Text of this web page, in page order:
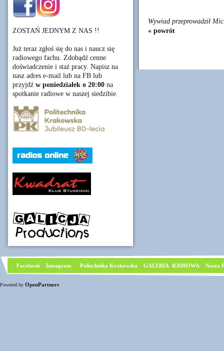
ZOSTAŃ JEDNYM Z NAS !!
Już teraz zgłoś się do nas i naucz się
radiowego fachu. Zdobądź cenne
doświadczenie i staż pracy. Napisz na
nasz adres e-mail lub na FB lub
przyjdź w poniedziałek o 20:00 na
spotkanie radiowe w naszej siedzibie.
Wywiad przeprowadził
« powrót
Facebook Instagram Poliechnika Krakowska GALERIA RADIOWA Nasza
Powered by OpenPartners